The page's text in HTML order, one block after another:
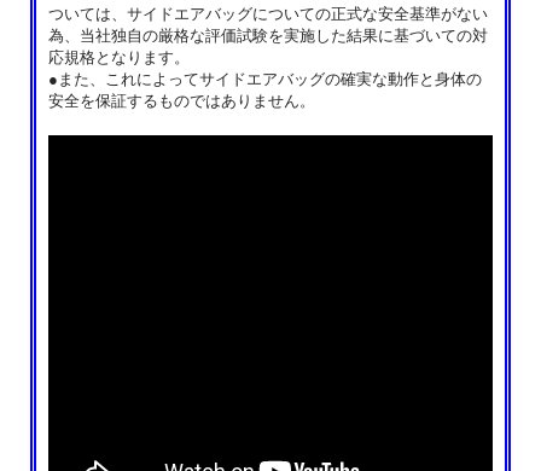
ついては、サイドエアバッグについての正式な安全基準がない
為、当社独自の厳格な評価試験を実施した結果に基づいての対
応規格となります。
●また、これによってサイドエアバッグの確実な動作と身体の
安全を保証するものではありません。